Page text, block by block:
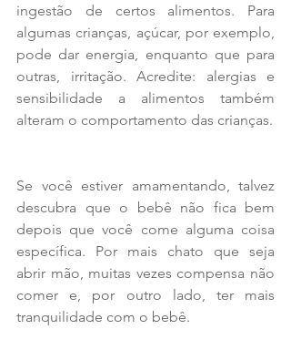
ingestão de certos alimentos. Para
algumas crianças, açúcar, por exemplo,
pode dar energia, enquanto que para
outras, irritação. Acredite: alergias e
sensibilidade a alimentos também
alteram o comportamento das crianças.
Se você estiver amamentando, talvez
descubra que o bebê não fica bem
depois que você come alguma coisa
específica. Por mais chato que seja
abrir mão, muitas vezes compensa não
comer e, por outro lado, ter mais
tranquilidade com o bebê.